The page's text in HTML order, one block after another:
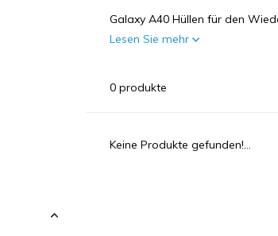
Galaxy A40 Hüllen für den
Lesen Sie mehr
0 produkte
Keine Produkte gefunden!...